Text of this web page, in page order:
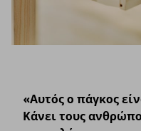
«Αυτός ο πάγκος
Κάνει τους